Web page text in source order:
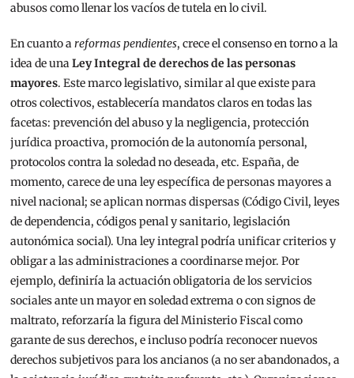
abusos como llenar los vacíos de tutela en lo civil.
En cuanto areformas pendientes, crece el consenso en torno a la
idea de unaLey Integral de derechos de las personas
mayores. Este marco legislativo, similar al que existe para
otros colectivos, establecería mandatos claros en todas las
facetas: prevención del abuso y la negligencia, protección
jurídica proactiva, promoción de la autonomía personal,
protocolos contra la soledad no deseada, etc. España, de
momento, carece de una ley específica de personas mayores a
nivel nacional; se aplican normas dispersas (Código Civil, leyes
de dependencia, códigos penal y sanitario, legislación
autonómica social). Una ley integral podría unificar criterios y
obligar a las administraciones a coordinarse mejor. Por
ejemplo, definiría la actuación obligatoria de los servicios
sociales ante un mayor en soledad extrema o con signos de
maltrato, reforzaría la figura del Ministerio Fiscal como
garante de sus derechos, e incluso podría reconocer nuevos
derechos subjetivos para los ancianos (a no ser abandonados, a